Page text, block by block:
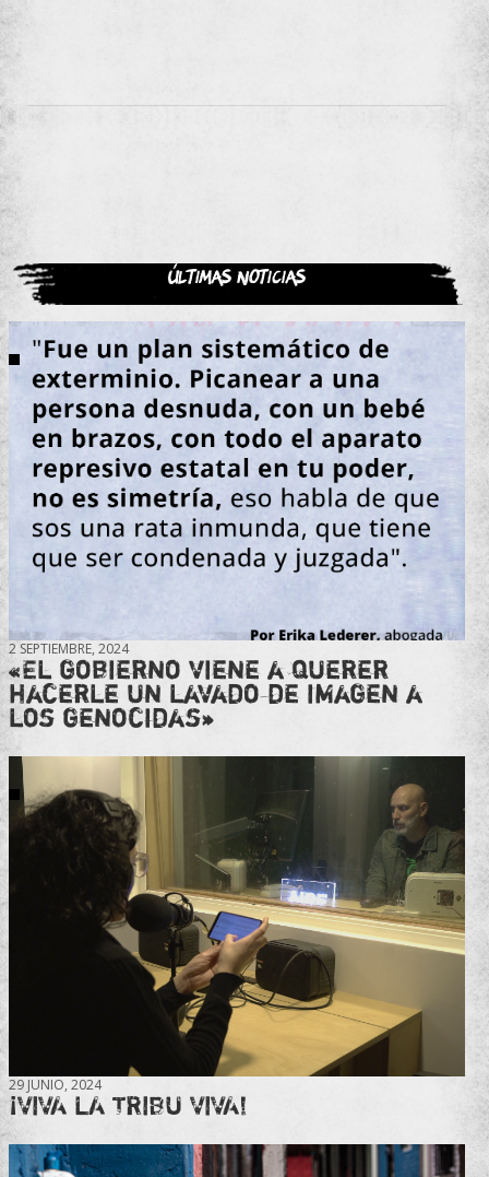
Últimas noticias
2 SEPTIEMBRE, 2024
«El gobierno viene a querer
hacerle un lavado de imagen a
los genocidas»
29 JUNIO, 2024
¡VIVA LA TRIBU VIVA!